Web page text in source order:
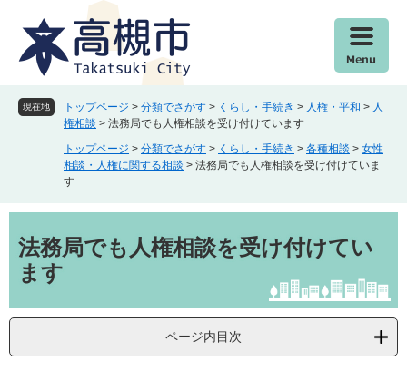
現在地 トップページ > 分類でさがす > くらし・手続き > 人権・平和 > 人
権相談 > 法務局でも人権相談を受け付けています
トップページ > 分類でさがす > くらし・手続き > 各種相談 > 女性
相談・人権に関する相談 > 法務局でも人権相談を受け付けていま
す
文法務局でも人権相談を受け付けてい
ます
ページ内目次